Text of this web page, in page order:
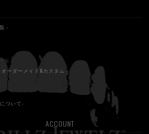
-
-
オーダーメイド&カスタム -
について-
ACCOUNT